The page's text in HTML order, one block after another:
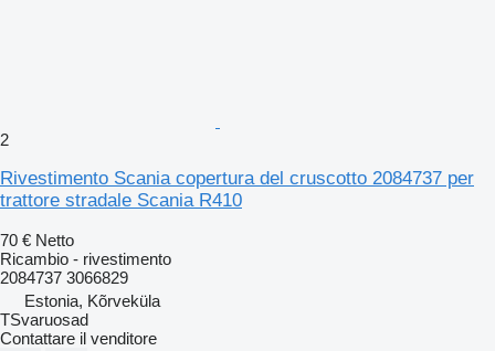
2
Rivestimento Scania copertura del cruscotto 2084737 per
trattore stradale Scania R410
70 € Netto
Ricambio - rivestimento
2084737 3066829
Estonia, Kõrveküla
TSvaruosad
Contattare il venditore